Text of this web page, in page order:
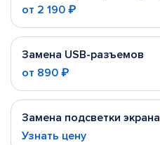
от 2 190 ₽
Замена USB-разъемов
от 890 ₽
Замена подсветки экрана
Узнать цену